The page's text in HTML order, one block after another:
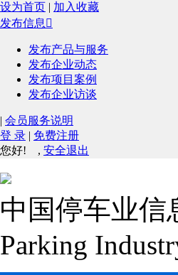
设为首页 | 加入收藏
发布信息 
发布产品与服务
发布企业动态
发布项目案例
发布企业访谈
| 会员服务说明
登 录 | 免费注册
您好!
, 安全退出
中国停车业信
Parking